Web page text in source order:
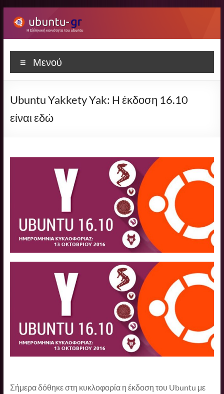
στο
περιεχόμενο
Ubuntu-
gr
Η
ελληνική
κοινότητα
Ubuntu
Μενού
Ubuntu Yakkety Yak: Η έκδοση 16.10
είναι εδώ
Σήμερα δόθηκε στη κυκλοφορία η έκδοση του Ubuntu με